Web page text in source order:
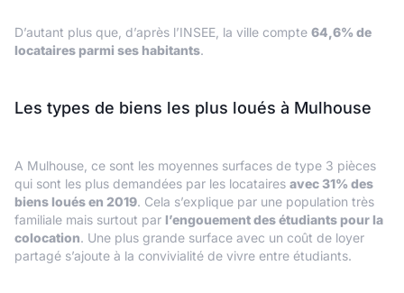
D’autant plus que, d’après l’INSEE, la ville compte 64,6% de
locataires parmi ses habitants.
Les types de biens les plus loués à Mulhouse
A Mulhouse, ce sont les moyennes surfaces de type 3 pièces
qui sont les plus demandées par les locataires avec 31% des
biens loués en 2019. Cela s’explique par une population très
familiale mais surtout par l’engouement des étudiants pour la
colocation. Une plus grande surface avec un coût de loyer
partagé s’ajoute à la convivialité de vivre entre étudiants.